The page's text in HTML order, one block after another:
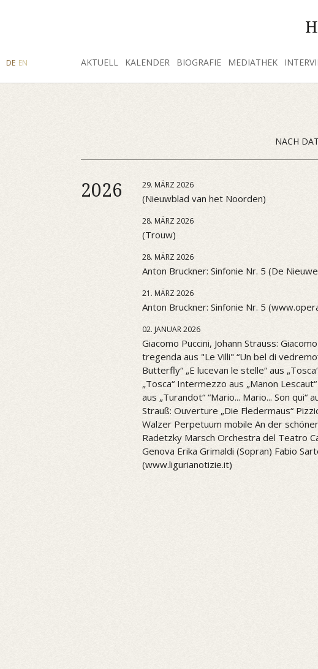
AKTUELL KALENDER BIOGRAFIE MEDIATHEK
FACEBOOK
INSTAGRAM
SUCHE
DE EN
NACH
2026 29. MÄRZ 2026
(Nieuwblad van het Noorden)
28. MÄRZ 2026
(Trouw)
28. MÄRZ 2026
Anton Bruckner: Sinfonie Nr. 5 (De
21. MÄRZ 2026
Anton Bruckner: Sinfonie Nr. 5
02. JANUAR 2026
Giacomo Puccini, Johann Strauss:
tregenda aus "Le Villi" “Un bel di
Butterfly“ „E lucevan le stelle“ aus
„Tosca“ Intermezzo aus „Manon
aus „Turandot“ “Mario... Mario... Son qui“
Strauß: Ouverture „Die Fledermaus“
Walzer Perpetuum mobile An der
Radetzky Marsch Orchestra del Teatro
Genova Erika Grimaldi (Sopran) Fabio
(www.ligurianotizie.it)